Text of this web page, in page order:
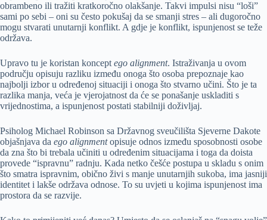
obrambeno ili tražiti kratkoročno olakšanje. Takvi impulsi nisu “loši”
sami po sebi – oni su često pokušaj da se smanji stres – ali dugoročno
mogu stvarati unutarnji konflikt. A gdje je konflikt, ispunjenost se teže
održava.
Upravo tu je koristan koncept ego alignment. Istraživanja u ovom
području opisuju razliku između onoga što osoba prepoznaje kao
najbolji izbor u određenoj situaciji i onoga što stvarno učini. Što je ta
razlika manja, veća je vjerojatnost da će se ponašanje uskladiti s
vrijednostima, a ispunjenost postati stabilniji doživljaj.
Psiholog Michael Robinson sa Državnog sveučilišta Sjeverne Dakote
objašnjava da ego alignmentopisuje odnos između sposobnosti osobe
da zna što bi trebala učiniti u određenim situacijama i toga da doista
provede “ispravnu” radnju. Kada netko češće postupa u skladu s onim
što smatra ispravnim, obično živi s manje unutarnjih sukoba, ima jasniji
identitet i lakše održava odnose. To su uvjeti u kojima ispunjenost ima
prostora da se razvije.